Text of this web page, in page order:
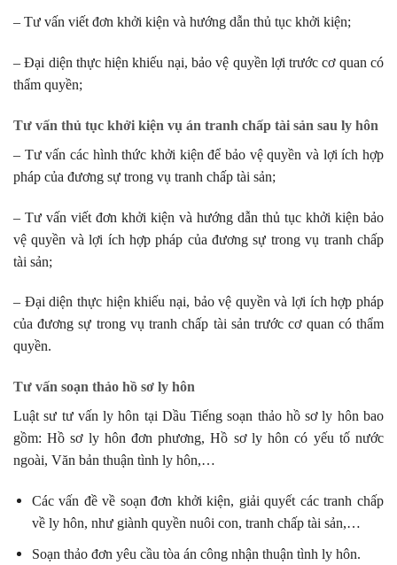
– Tư vấn viết đơn khởi kiện và hướng dẫn thủ tục khởi kiện;
– Đại diện thực hiện khiếu nại, bảo vệ quyền lợi trước cơ quan có
thẩm quyền;
Tư vấn thủ tục khởi kiện vụ án tranh chấp tài sản sau ly hôn
– Tư vấn các hình thức khởi kiện để bảo vệ quyền và lợi ích hợp
pháp của đương sự trong vụ tranh chấp tài sản;
– Tư vấn viết đơn khởi kiện và hướng dẫn thủ tục khởi kiện bảo
vệ quyền và lợi ích hợp pháp của đương sự trong vụ tranh chấp
tài sản;
– Đại diện thực hiện khiếu nại, bảo vệ quyền và lợi ích hợp pháp
của đương sự trong vụ tranh chấp tài sản trước cơ quan có thẩm
quyền.
Tư vấn soạn thảo hồ sơ ly hôn
Luật sư tư vấn ly hôn tại Dầu Tiếng soạn thảo hồ sơ ly hôn bao
gồm: Hồ sơ ly hôn đơn phương, Hồ sơ ly hôn có yếu tố nước
ngoài, Văn bản thuận tình ly hôn,…
Các vấn đề về soạn đơn khởi kiện, giải quyết các tranh chấp
về ly hôn, như giành quyền nuôi con, tranh chấp tài sản,…
Soạn thảo đơn yêu cầu tòa án công nhận thuận tình ly hôn.